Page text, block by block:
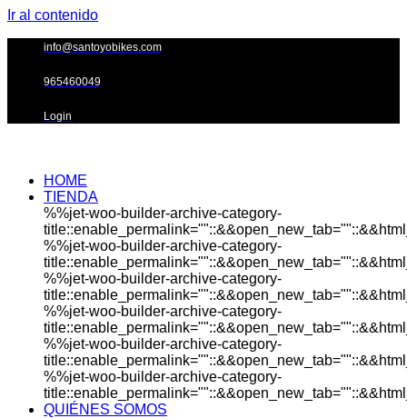
Ir al contenido
info@santoyobikes.com
965460049
Login
HOME
TIENDA
%%jet-woo-builder-archive-category-
%%jet-woo-builder-archive-category-
%%jet-woo-builder-archive-category-
%%jet-woo-builder-archive-category-
%%jet-woo-builder-archive-category-
%%jet-woo-builder-archive-category-
QUIÉNES SOMOS